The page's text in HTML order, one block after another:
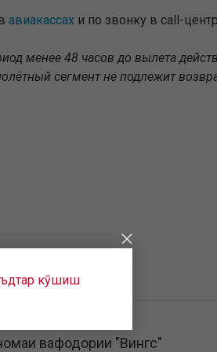
авиакассах и по звонку в call-
менее 48 часов до вылета
сегмент не подлежит
кӯшиш
вафодории "Вингс"